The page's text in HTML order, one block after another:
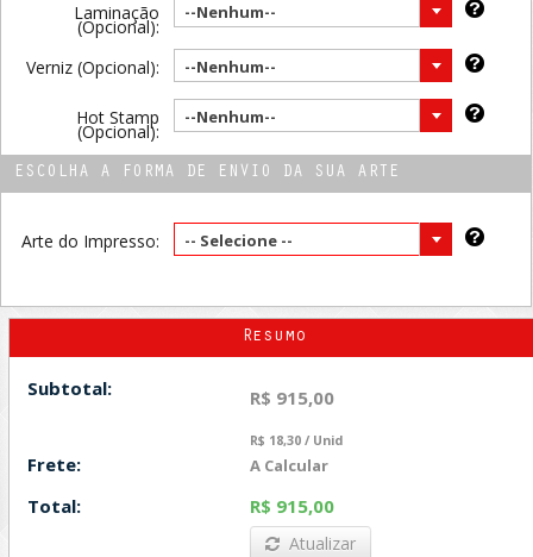
Laminação
(Opcional):
--Nenhum--
Verniz (Opcional): --Nenhum--
Hot Stamp
(Opcional):
--Nenhum--
ESCOLHA A FORMA DE ENVIO DA SUA ARTE
Arte do Impresso: -- Selecione --
Resumo
Subtotal: R$ 915,00
R$ 18,30 / Unid
Frete: A Calcular
Total: R$ 915,00
Atualizar